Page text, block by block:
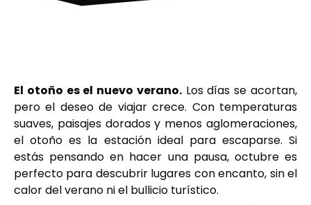
El otoño es el nuevo verano.Los días se acortan,
pero el deseo de viajar crece. Con temperaturas
suaves, paisajes dorados y menos aglomeraciones,
el otoño es la estación ideal para escaparse. Si
estás pensando en hacer una pausa, octubre es
perfecto para descubrir lugares con encanto, sin el
calor del verano ni el bullicio turístico.